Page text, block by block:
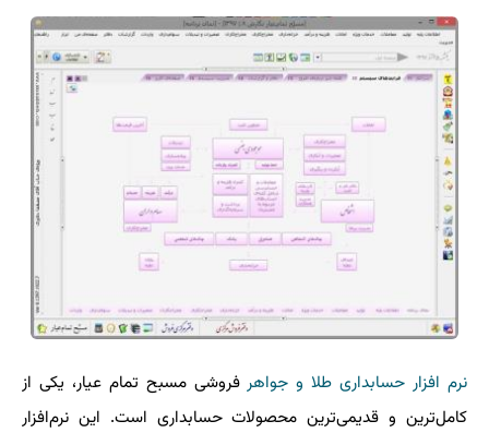
نرم افزار حسابداری طلا و جواهرفروشی مسبح تمام عیار، یکی از
کامل‌ترین و قدیمی‌ترین محصولات حسابداری است. این نرم‌افزار